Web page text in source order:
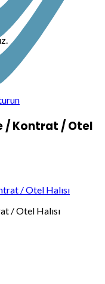
/ Kontrat / Otel
/ Otel Halısı